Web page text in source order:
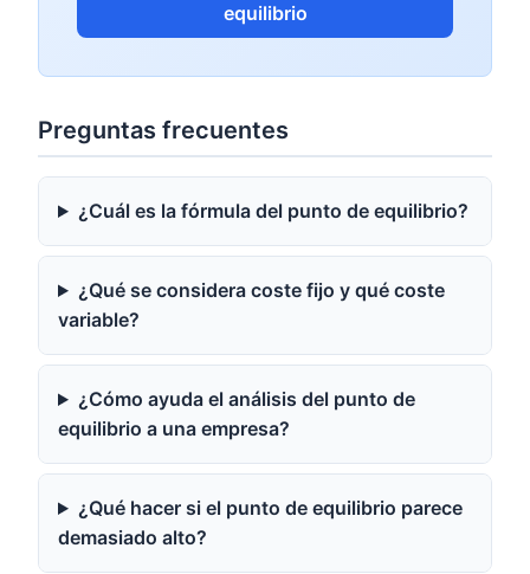
equilibrio
Preguntas frecuentes
¿Cuál es la fórmula del punto de equilibrio?
¿Qué se considera coste fijo y qué coste
variable?
¿Cómo ayuda el análisis del punto de
equilibrio a una empresa?
¿Qué hacer si el punto de equilibrio parece
demasiado alto?